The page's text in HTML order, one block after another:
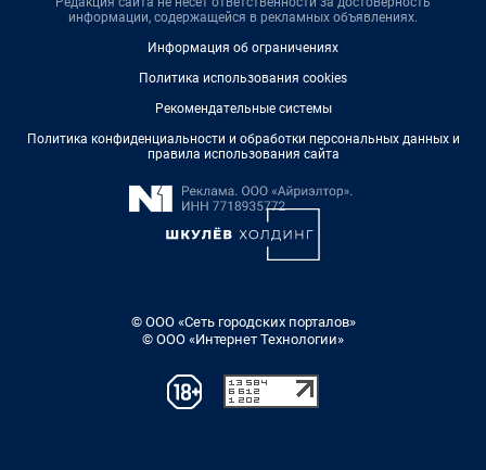
информации, содержащейся в рекламных объявлениях.
Информация об ограничениях
Политика использования cookies
Рекомендательные системы
Политика конфиденциальности и обработки персональных данных и
правила использования сайта
© ООО «Сеть городских порталов»
© ООО «Интернет Технологии»